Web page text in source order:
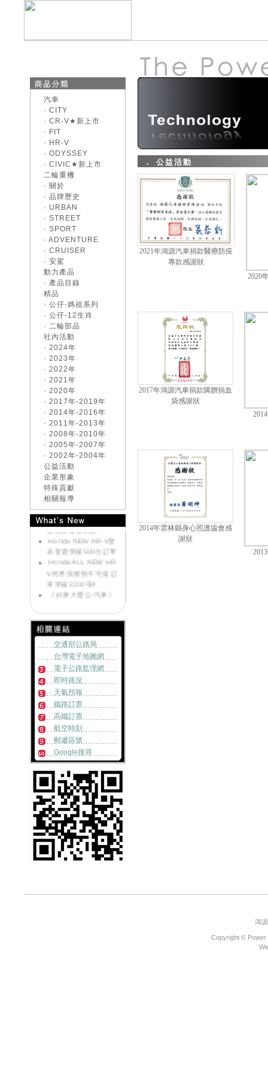
汽車
· CITY
· CR-V★新上市
· FIT
· HR-V
· ODYSSEY
· CIVIC★新上市
二輪重機
· 關於
· 品牌歷史
· URBAN
· STREET
· SPORT
· ADVENTURE
· CRUISER
· 安駕
動力產品
· 產品目錄
精品
· 公仔-媽祖系列
· 公仔-12生肖
· 二輪部品
社內活動
· 2024年
· 2023年
· 2022年
· 2021年
· 2020年
· 2017年-2019年
· 2014年-2016年
· 2011年-2013年
· 2008年-2010年
· 2005年-2007年
· 2002年-2004年
公益活動
企業形象
特殊貢獻
相關報導
《好康大聲公-汽車》
來店試乘~送您開運好
禮
《好康大聲公-汽車》
交車送您精美好禮~
《好康大聲公-汽車》
來店試乘~送您精美好
禮
全新世代 CR-V 優雅
自信旅程即將啟航 首
度搭載Honda
CONNECT 8月嶄新登
場
All-New CIVIC e:HEV
電驅雙動能
《好康大聲公-汽車》
來店試乘~送您精美好
禮
《好康大聲公》滿額
好禮送一波~邀請您回
廠
《好康大聲公-汽車》
來店試乘~送您精美好
禮
MOTORCYCLE交車禮
送您限量收納組
Honda NEW HR-V發
表首週突破500台訂單
Honda ALL NEW HR-
V跨界浪潮勢不可擋 訂
單突破2200張!!
《好康大聲公-汽車》
禮送您遮陽簾
《好康大聲公-汽車》
汽車滿額禮&試乘好禮
送送送
《好康大聲公-汽車》
好康再一波~滿額禮大
放送
《好康大聲公-汽車》
防疫優先~回廠消費送
~乾洗手保護你我
Honda NEW FIT
e:HEV 電驅雙動能引
領潮流重磅登場
《好康大聲公》汽車
回廠滿額加碼送送送~
《好康大聲公》重機
年終回廠大方送~滿額
好禮等您拿
《好康大聲公》汽車
年終回廠大方送~滿額
好禮等您拿
Honda Motorcycle
Chungher 全新據點開
始營運
「移動簡約美學」
交通部公路局
台灣電子地圖網
電子公路監理網
即時路況
天氣預報
鐵路訂票
高鐵訂票
航空時刻
郵遞區號
Google搜尋
． 公益活動
2021年鴻源汽車捐款醫療防疫
專款感謝狀
2020
2017年鴻源汽車捐款購贈捐血
袋感謝狀
2014年雲林縣身心照護協會感
謝狀
鴻
Copyright © Power